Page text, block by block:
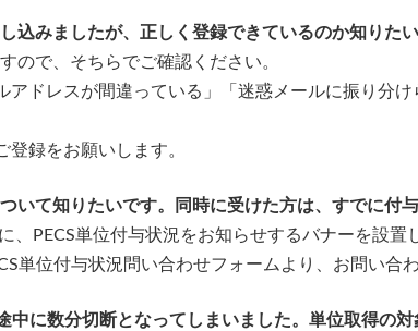
込みましたが、正しく登録できているのか知りたい
ので、そちらでご確認ください。
レスが間違っている」「迷惑メールに振り分け
録をお願いします。
いて知りたいです。同時に受けた方は、すでに付
、PECS単位付与状況をお知らせするバナーを設
単位付与状況問い合わせフォームより、お問い合
中に数分切断となってしまいました。単位取得の対